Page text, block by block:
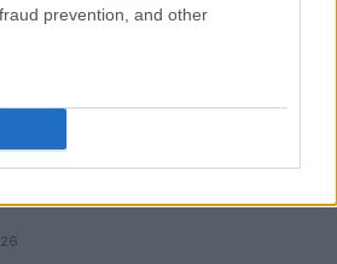
prevention, and other